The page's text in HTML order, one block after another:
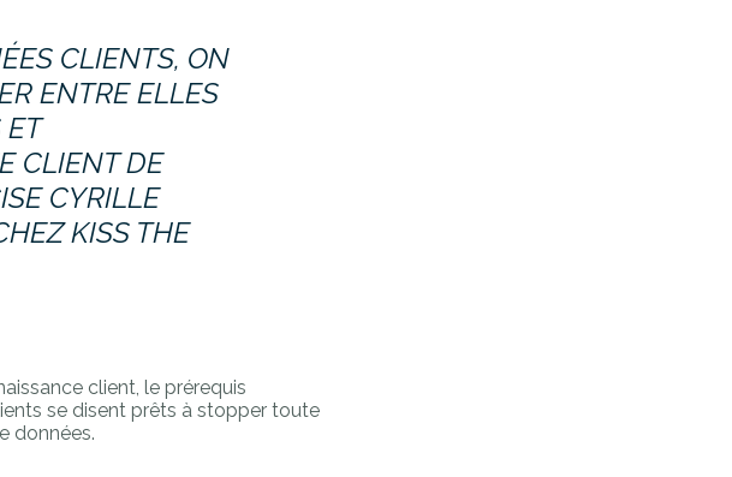
CLIENTS, ON
ENTRE ELLES
ET
CLIENT DE
CYRILLE
KISS THE
client, le prérequis
se disent prêts à stopper toute
données.